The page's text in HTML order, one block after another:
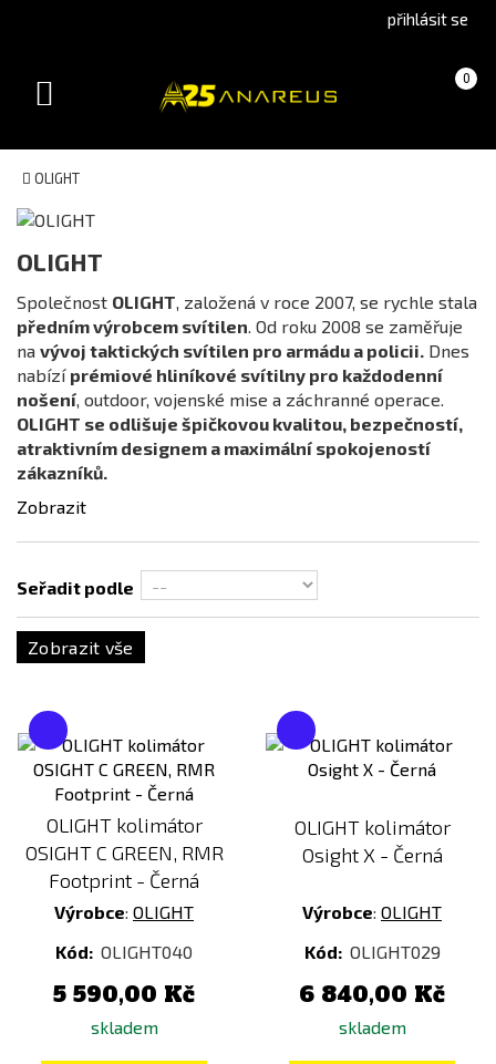
version(Slovak)
přihlásit se
Košík 0
(prázdný)
Toggle
OLIGHT
Dostupnost
skladem
není skladem
Barva
Písková
Zelená
454Kč 7017Kč
OLIGHT
Společnost OLIGHT, založená v roce 2007, se rychle stala
předním výrobcem svítilen. Od roku 2008 se zaměřuje
na vývoj taktických svítilen pro armádu a policii. Dnes
nabízí prémiové hliníkové svítilny pro každodenní
nošení, outdoor, vojenské mise a záchranné operace.
OLIGHT se odlišuje špičkovou kvalitou, bezpečností,
atraktivním designem a maximální spokojeností
zákazníků.
Zobrazit
Seřadit podle
Zobrazit vše
OLIGHT kolimátor
OSIGHT C GREEN, RMR
Footprint - Černá
Výrobce: OLIGHT
Kód: OLIGHT040
5 590,00 Kč
skladem
OLIGHT kolimátor
Osight X - Černá
Výrobce: OLIGHT
Kód: OLIGHT029
6 840,00 Kč
skladem